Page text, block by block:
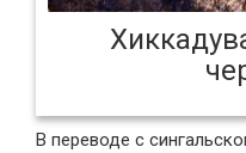
В переводе с